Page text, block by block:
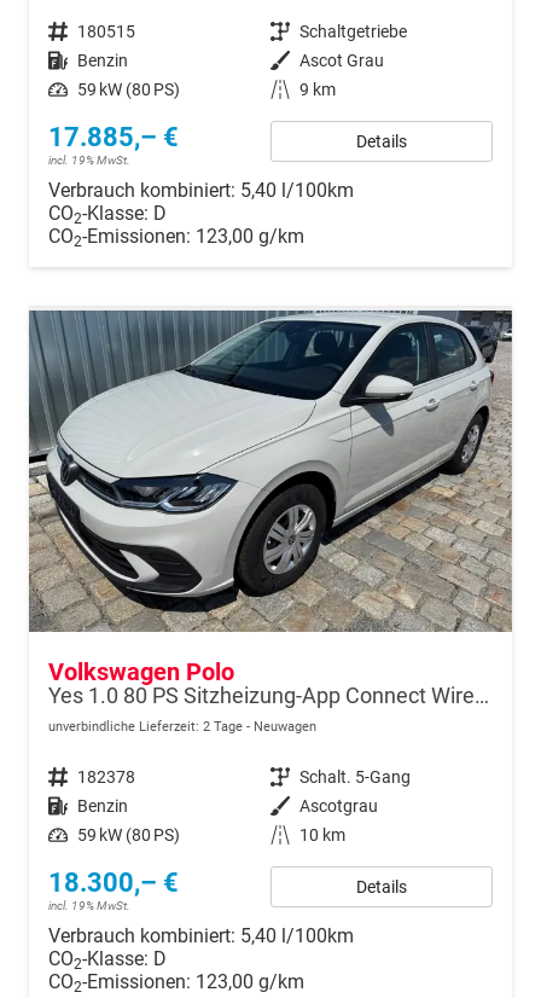
Fahrzeugnr. 180515 Getriebe Schaltgetriebe
Kraftstoff Benzin Außenfarbe Ascot Grau
Leistung 59 kW (80 PS) Kilometerstand 9 km
17.885,– €
incl. 19% MwSt.
Details
Verbrauch kombiniert: 5,40 l/100km
CO2-Klasse: D
CO2-Emissionen: 123,00 g/km
Volkswagen Polo
Yes 1.0 80 PS Sitzheizung-App Connect Wireless-Einparkhilfe-Klima-Sofort
unverbindliche Lieferzeit: 2 Tage Neuwagen
Fahrzeugnr. 182378 Getriebe Schalt. 5-Gang
Kraftstoff Benzin Außenfarbe Ascotgrau
Leistung 59 kW (80 PS) Kilometerstand 10 km
18.300,– €
incl. 19% MwSt.
Details
Verbrauch kombiniert: 5,40 l/100km
CO2-Klasse: D
CO2-Emissionen: 123,00 g/km